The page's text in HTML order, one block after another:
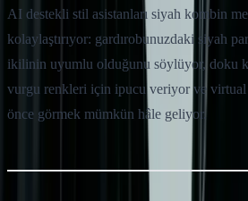
AI destekli stil asistanları siyah kombin
kolaylaştırıyor: gardırobunuzdaki siyah
ikilinin uyumlu olduğunu söylüyor, doku
vurgu renkleri için ipucu veriyor ve virtual
önce görmek mümkün hâle geliyor.